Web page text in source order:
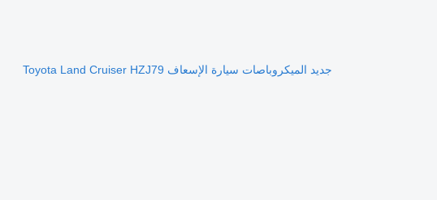
جديد الميكروباصات سيارة الإسعاف Toyota Land Cruiser HZJ79